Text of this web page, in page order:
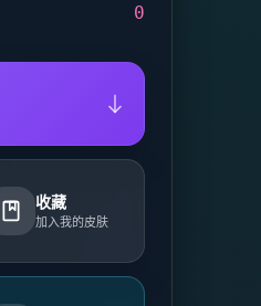
0
收藏
加入我的皮肤